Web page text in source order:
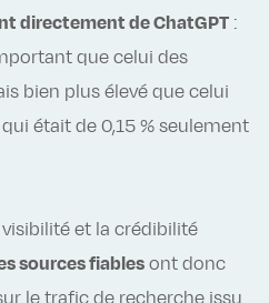
directement de ChatGPT :
que celui des
bien plus élevé que celui
était de 0,15 % seulement
et la crédibilité
sources fiables ont donc
le trafic de recherche issu